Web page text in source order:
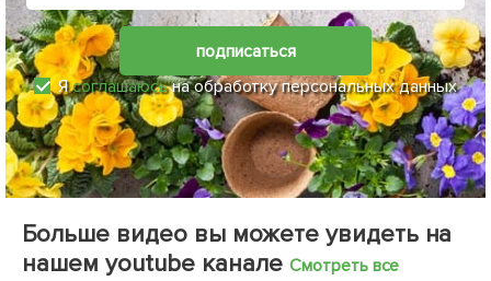
подписаться
Ясоглашаюсьна обработку персональных данных
Больше видео вы можете увидеть на
нашем youtube канале Смотреть все